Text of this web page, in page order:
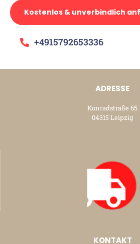
Kostenlos & unverbindlich
+4915792653336
ADRESSE
Konradstraße 65
04315 Leipzig
KONTAKT